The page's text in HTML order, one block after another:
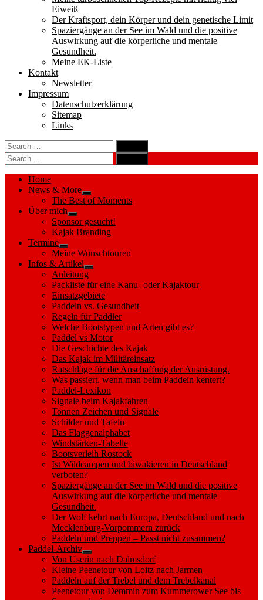
Eiweiß
Der Kraftsport, dein Körper und dein genetische Limit
Spaziergänge an der See im Wald und die positive
Auswirkung auf die körperliche und mentale
Gesundheit.
Meine EK-Liste
Kontakt
Newsletter
Impressum
Datenschutzerklärung
Sitemap
Links
Search
for:
Search
Search
for:
Search
Home
News & More
Show
sub
The Best of Moments
Über mich
Show
sub
menu
Sponsor gesucht!
Kajak Branding
Termine
Show
sub
menu
Meine Wunschtouren
Infos & Artikel
Show
sub
menu
Anleitung
Packliste für eine Kanu- oder Kajaktour
Einsatzgebiete
Paddeln vs. Gesundheit
Regeln für Paddler
Welche Bootstypen und Arten gibt es?
Paddel vs Motor
Die Geschichte des Kajak
Das Kajak im Militäreinsatz
Ratschläge für die Anschaffung der Ausrüstung.
Was passiert, wenn man beim Paddeln kentert?
Paddel-Lexikon
Signale beim Kajakfahren
Tonnen Zeichen und Signale
Schilder und Tafeln
Das Flaggenalphabet
Windstärken-Tabelle
Bootsverleih Rostock
Ist Wildcampen und biwakieren in Deutschland
verboten?
Spaziergänge an der See im Wald und die positive
Auswirkung auf die körperliche und mentale
Gesundheit.
Der Wolf kehrt nach Europa, Deutschland und nach
Mecklenburg-Vorpommern zurück
Paddeln und Preppen – Passt nicht zusammen?
Paddel-Archiv
Show
sub
menu
Von Userin nach Dalmsdorf
Kleine Peenetour von Loitz nach Jarmen
Paddeln auf der Trebel und dem Trebelkanal
Peenetour von Demmin zum Kummerower See bis